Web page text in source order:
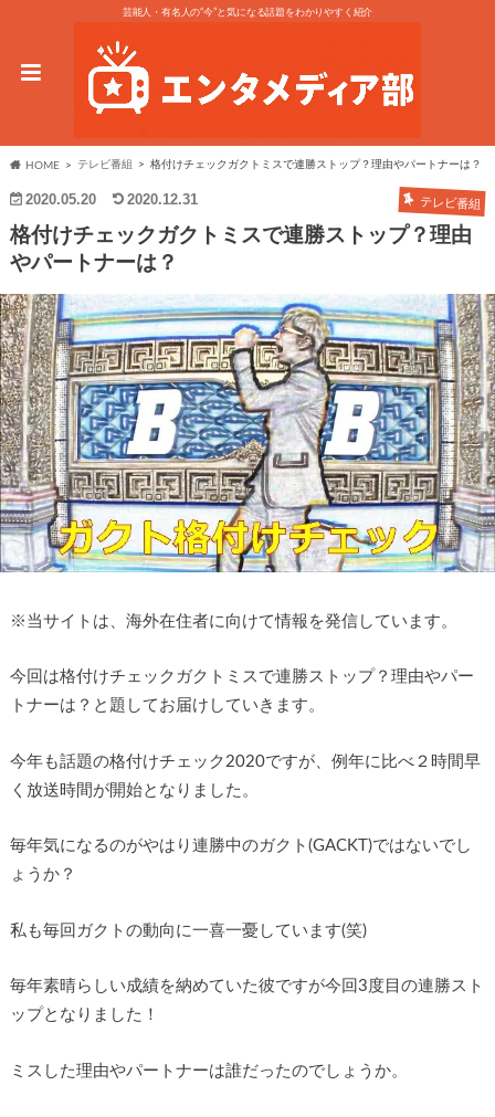
芸能人・有名人の“今”と気になる話題をわかりやすく紹介
HOME テレビ番組 格付けチェックガクトミスで連勝ストップ？理由やパートナーは？
2020.05.20 2020.12.31 テレビ番組
格付けチェックガクトミスで連勝ストップ？理由
やパートナーは？
※ 当サイトは、海外在住者に向けて情報を発信しています。
今回は格付けチェックガクトミスで連勝ストップ？理由やパー
トナーは？と題してお届けしていきます。
今年も話題の格付けチェック2020ですが、例年に比べ２時間早
く放送時間が開始となりました。
毎年気になるのがやはり連勝中のガクト(GACKT)ではないでし
ょうか？
私も毎回ガクトの動向に一喜一憂しています(笑)
毎年素晴らしい成績を納めていた彼ですが今回3度目の連勝スト
ップとなりました！
ミスした理由やパートナーは誰だったのでしょうか。